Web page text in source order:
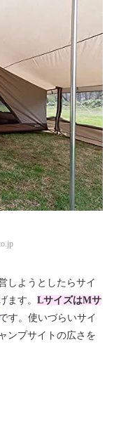
しようとしたらサイ
ます。 LサイズはMサ
です。使いづらいサイ
ンプサイトの広さを